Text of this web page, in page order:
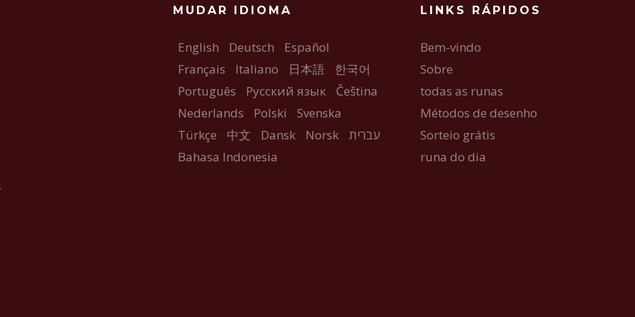
MUDAR IDIOMA
English Deutsch
Español
Français
Italiano 日本語
한국어
Português
Русский язык
Čeština
Nederlands
Polski
Svenska
Türkçe
中文 Dansk Norsk
עברית
Bahasa Indonesia
LINKS RÁPIDOS
Bem-vindo
Sobre
todas as runas
Métodos de desenho
Sorteio grátis
runa do dia